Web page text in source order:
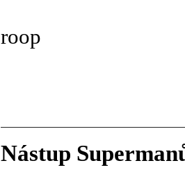
roop
Nástup